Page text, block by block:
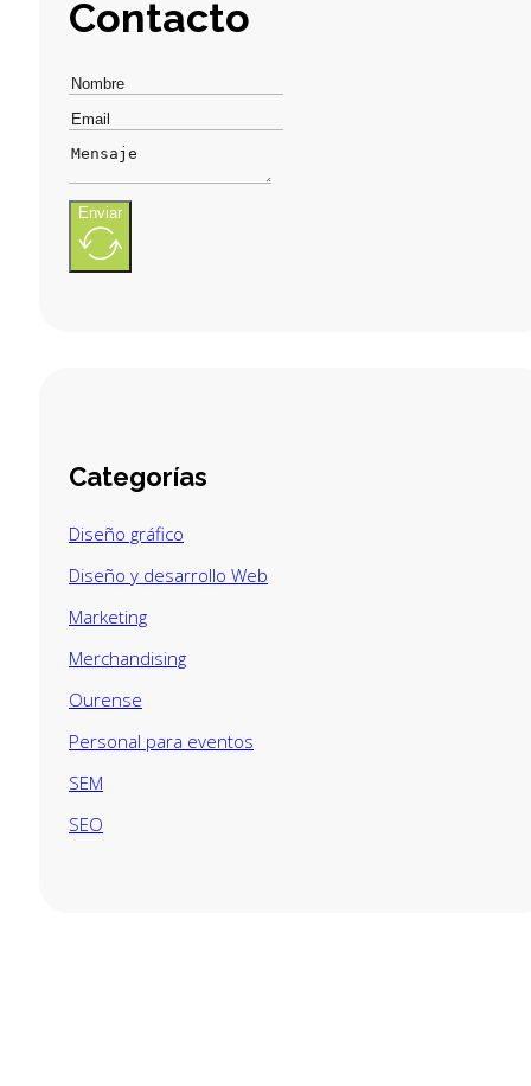
Contacto
Enviar
Categorías
Diseño gráfico
Diseño y desarrollo Web
Marketing
Merchandising
Ourense
Personal para eventos
SEM
SEO